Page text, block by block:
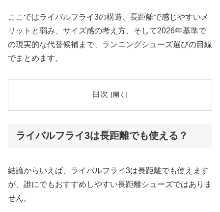
ここではライバルフライ3の構造、長距離で感じやすいメ
リットと弱み、サイズ感の考え方、そして2026年基準で
の現実的な代替候補まで、ランニングシューズ選びの目線
でまとめます。
目次
ライバルフライ3は長距離でも使える？
結論からいえば、ライバルフライ3は長距離でも使えます
が、誰にでもおすすめしやすい長距離シューズではありま
せん。